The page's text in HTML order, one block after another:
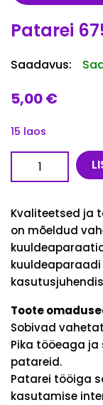
Patarei
Saadavus:
5,00€
15 laos
Patarei 675
Kvaliteetsed ja
on mõeldud
Toote
Sobivad
Pika tööeaga
patareid.
Patarei tööiga
kasutamise